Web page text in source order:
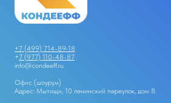
+7 (499) 714-89-18
+7 (977) 110-48-87
info@condeeff.ru
Офис (шоурум)
Адрес: Мытищи, 10 ленинский переулок, дом 8.